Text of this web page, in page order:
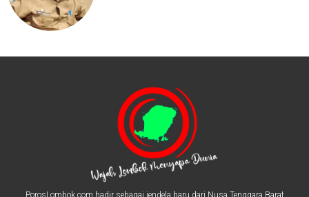
PorosLombok.com hadir sebagai jendela baru dari Nusa Tenggara Barat